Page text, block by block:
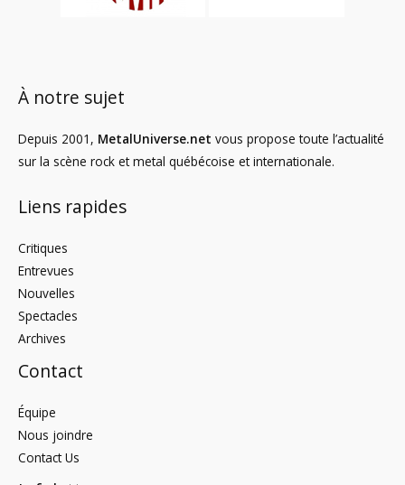
À notre sujet
Depuis 2001, MetalUniverse.net vous propose toute l’actualité
sur la scène rock et metal québécoise et internationale.
Liens rapides
Critiques
Entrevues
Nouvelles
Spectacles
Archives
Contact
Équipe
Nous joindre
Contact Us